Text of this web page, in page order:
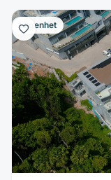
Lägenhet